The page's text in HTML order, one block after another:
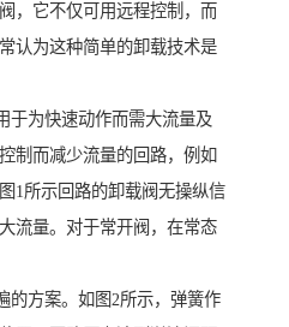
，它不仅可用远程控制，而
认为这种简单的卸载技术是
为快速动作而需大流量及
制而减少流量的回路，例如
1所示回路的卸载阀无操纵信
流量。对于常开阀，在常态
方案。如图2所示，弹簧作